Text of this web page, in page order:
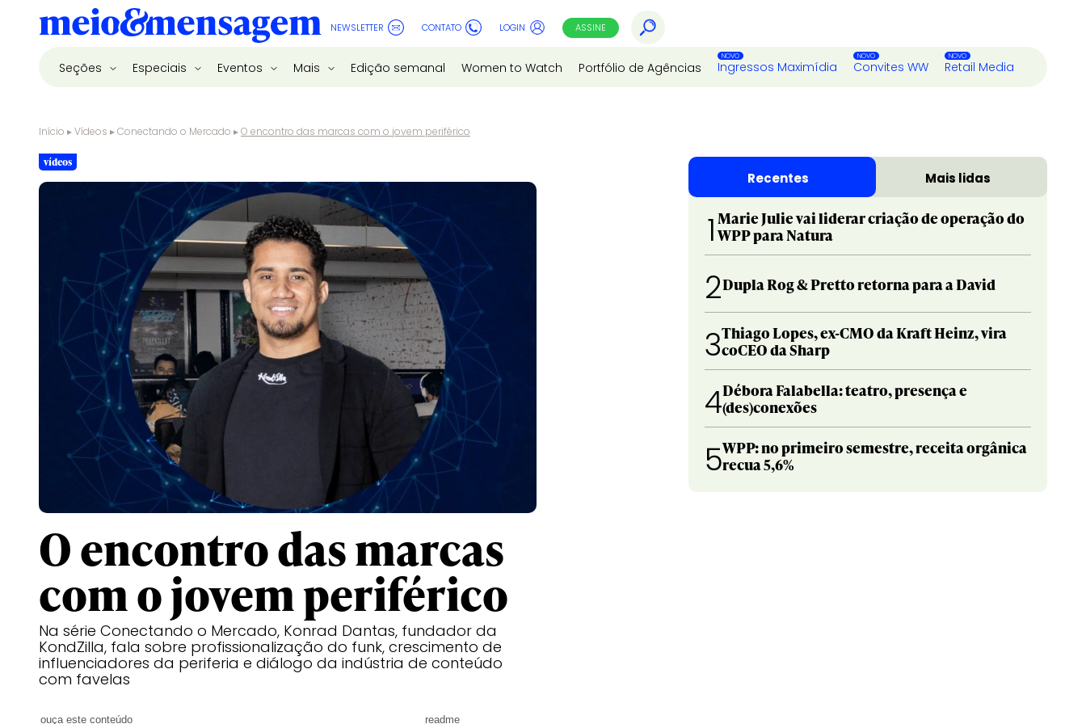
NEWSLETTER CONTATO LOGIN ASSINE
Seções Especiais Eventos Mais Edição semanal Women to Watch Portfólio de Agências Ingressos Maximídia Convites WW Retail Media
Início ▸Vídeos ▸Conectando o Mercado ▸O encontro das marcas com o jovem periférico
vídeos
O encontro das marcas
com o jovem periférico
Na série Conectando o Mercado, Konrad Dantas, fundador da
KondZilla, fala sobre profissionalização do funk, crescimento de
influenciadores da periferia e diálogo da indústria de conteúdo
com favelas
ouça este conteúdo readme
Recentes Mais lidas
1 Marie Julie vai liderar criação de operação do
WPP para Natura
2Dupla Rog & Pretto retorna para a David
3Thiago Lopes, ex-CMO da Kraft Heinz, vira
coCEO da Sharp
4Débora Falabella: teatro, presença e
(des)conexões
5WPP: no primeiro semestre, receita orgânica
recua 5,6%